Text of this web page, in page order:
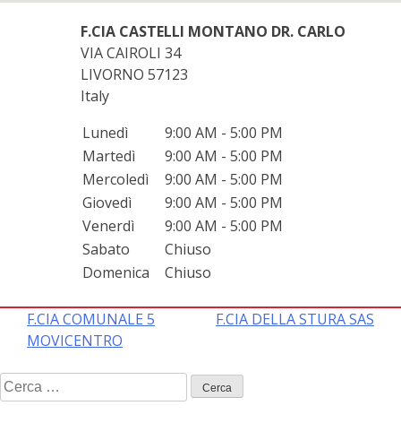
F.CIA CASTELLI MONTANO DR. CARLO
VIA CAIROLI 34
LIVORNO 57123
Italy
Lunedì
9:00 AM - 5:00 PM
Martedì
9:00 AM - 5:00 PM
Mercoledì
9:00 AM - 5:00 PM
Giovedì
9:00 AM - 5:00 PM
Venerdì
9:00 AM - 5:00 PM
Sabato
Chiuso
Domenica
Chiuso
Navigazione
articoli
F.CIA COMUNALE 5
MOVICENTRO
F.CIA DELLA STURA SAS
Ricerca
per: